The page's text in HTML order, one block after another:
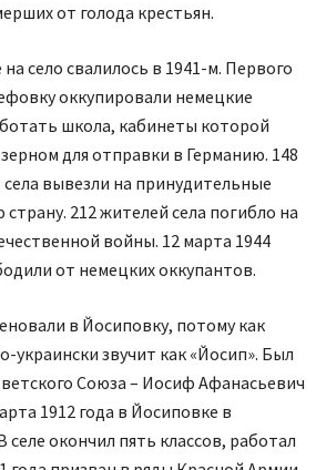
от голода крестьян.
село свалилось в 1941-м. Первого
оккупировали немецкие
школа, кабинеты которой
для отправки в Германию. 148
вывезли на принудительные
212 жителей села погибло на
войны. 12 марта 1944
от немецких оккупантов.
в Йосиповку, потому как
украински звучит как «Йосип». Был
Союза – Иосиф Афанасьевич
1912 года в Йосиповке в
селе окончил пять классов, работал